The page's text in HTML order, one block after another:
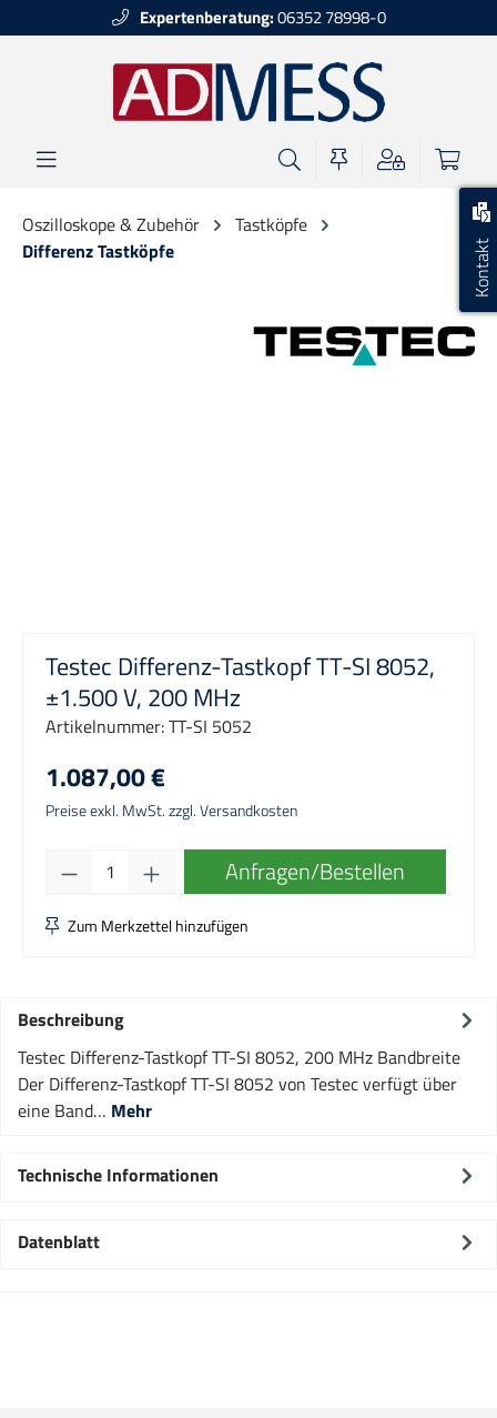
Kontakt
Expertenberatung:06352 78998-0
Oszilloskope & Zubehör
Tastköpfe
Differenz Tastköpfe
Testec Differenz-Tastkopf TT-SI 8052,
±1.500 V, 200 MHz
Artikelnummer:TT-SI 5052
1.087,00 €
Preise exkl. MwSt. zzgl. Versandkosten
Produkt Anzahl: Gib den gewünschten
Anfragen/Bestellen
Zum Merkzettel hinzufügen
Beschreibung
Testec Differenz-Tastkopf TT-SI 8052, 200 MHz Bandbreite
Der Differenz-Tastkopf TT-SI 8052 von Testec verfügt über
eine Band… Mehr
Technische Informationen
Datenblatt